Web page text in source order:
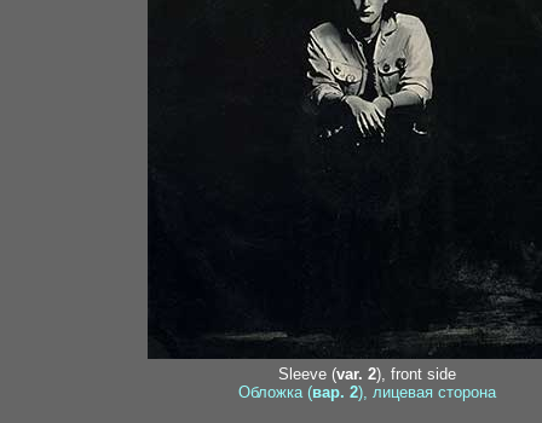
Sleeve (var. 2), front side
Обложка (вар. 2), лицевая сторона